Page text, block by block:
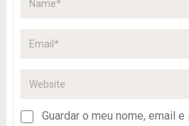
Guardar o meu nome, email